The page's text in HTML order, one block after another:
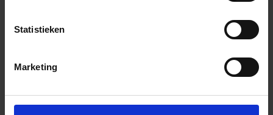
Statistieken
Marketing